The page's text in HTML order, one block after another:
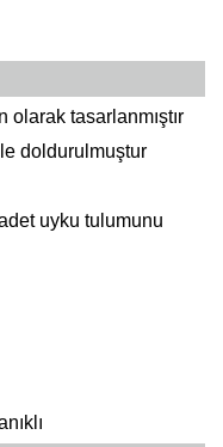
olarak tasarlanmıştır
doldurulmuştur
uyku tulumunu